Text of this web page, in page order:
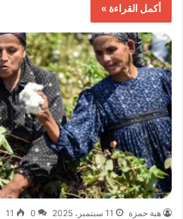
أكمل القراءة »
هبة حمزة 11 سبتمبر، 2025 0
11